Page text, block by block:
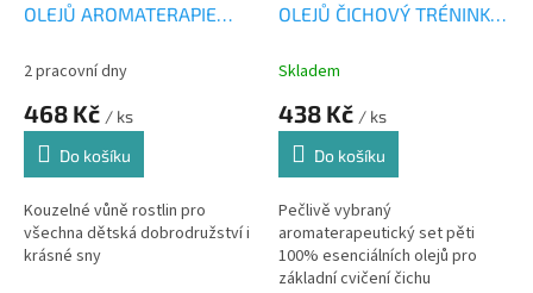
OLEJŮ AROMATERAPIE
2 pracovní dny
468 Kč / ks
Do košíku
Kouzelné vůně rostlin pro
všechna dětská dobrodružství i
krásné sny
OLEJŮ ČICHOVÝ TRÉNINK
Skladem
438 Kč / ks
Do košíku
Pečlivě vybraný
aromaterapeutický set pěti
100% esenciálních olejů pro
základní cvičení čichu